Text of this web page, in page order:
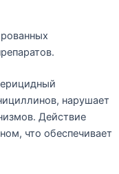
нарушает
Действие
что обеспечивает